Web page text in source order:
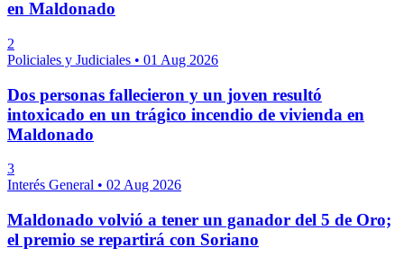
en Maldonado
2
Policiales y Judiciales • 01 Aug 2026
Dos personas fallecieron y un joven resultó
intoxicado en un trágico incendio de vivienda en
Maldonado
3
Interés General • 02 Aug 2026
Maldonado volvió a tener un ganador del 5 de Oro;
el premio se repartirá con Soriano